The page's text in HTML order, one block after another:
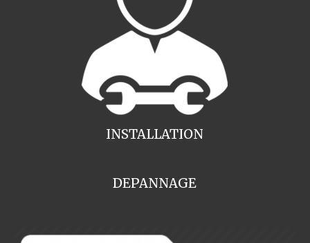
INSTALLATION
DEPANNAGE